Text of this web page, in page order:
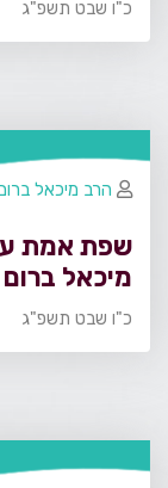
כ"ו שבט תשפ"ג
שפת אמת
מיכאל ברום
כ"ו שבט תשפ"ג
הרב מיכאל